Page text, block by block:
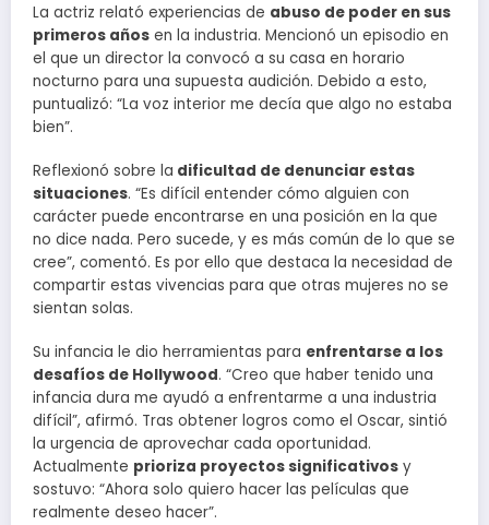
La actriz relató experiencias de abuso de poder en sus
primeros años en la industria. Mencionó un episodio en
el que un director la convocó a su casa en horario
nocturno para una supuesta audición. Debido a esto,
puntualizó: “La voz interior me decía que algo no estaba
bien”.
Reflexionó sobre la dificultad de denunciar estas
situaciones. “Es difícil entender cómo alguien con
carácter puede encontrarse en una posición en la que
no dice nada. Pero sucede, y es más común de lo que se
cree”, comentó. Es por ello que destaca la necesidad de
compartir estas vivencias para que otras mujeres no se
sientan solas.
Su infancia le dio herramientas para enfrentarse a los
desafíos de Hollywood. “Creo que haber tenido una
infancia dura me ayudó a enfrentarme a una industria
difícil”, afirmó. Tras obtener logros como el Oscar, sintió
la urgencia de aprovechar cada oportunidad.
Actualmente prioriza proyectos significativos y
sostuvo: “Ahora solo quiero hacer las películas que
realmente deseo hacer”.